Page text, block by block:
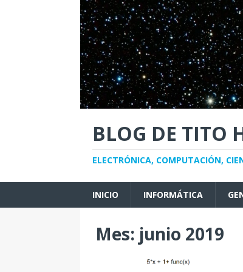
BLOG DE TITO
ELECTRÓNICA, COMPUTACIÓN,
INICIO INFORMÁTICA
Mes: junio 2019